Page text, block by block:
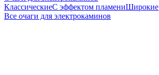
КлассическиеС эффектом пламениШирокие
Все очаги для электрокаминов